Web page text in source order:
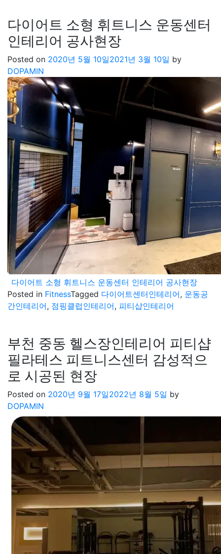
다이어트 소형 휘트니스 운동센터
인테리어 공사현장
Posted on 2020년 5월 10일2021년 3월 10일 by
DOPAMIN
다이어트 소형 휘트니스 운동센터 인테리어 공사현장
Posted in FitnessTagged 다이어트센터인테리어, 운동공
간인테리어, 점핑클럽인테리어, 피티샵인테리어
부천 중동 헬스장인테리어 피티샵
필라테스 피트니스센터 감성적으
로 시공된 현장
Posted on 2020년 9월 17일2022년 8월 5일 by
DOPAMIN